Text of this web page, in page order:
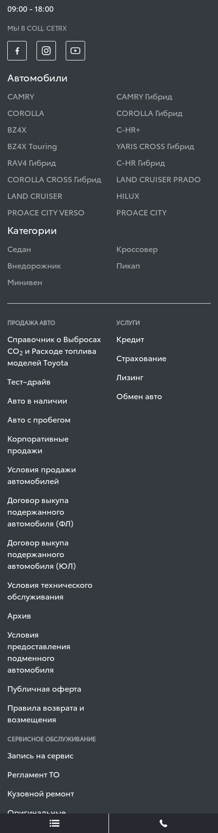
09:00 - 18:00
МЫ В СОЦ. СЕТЯХ
Автомобили
CAMRY
CAMRY Гибрид
COROLLA
COROLLA Гибрид
BZ4X
C-HR+
BZ4X Touring
YARIS CROSS Гибрид
RAV4 Гибрид
C-HR Гибрид
COROLLA CROSS Гибрид
LAND CRUISER PRADO
LAND CRUISER
HILUX
PROACE CITY VERSO
PROACE CITY
Категории
Седан
Кроссовер
Внедорожник
Пикап
Минивен
ПРОДАЖА АВТО
Справочник о Выбросах
СО2 и Расходе топлива
моделей Toyota
Тест–драйв
Авто в наличии
Авто с пробегом
Корпоративные
продажи
Условия продажи
автомобилей
Договор выкупа
подержанного
автомобиля (ФЛ)
Договор выкупа
подержанного
автомобиля (ЮЛ)
Условия технического
обслуживания
Архив
Условия
предоставления
подменного
автомобиля
Публичная оферта
Правила возврата и
возмещения
УСЛУГИ
Кредит
Страхование
Лизинг
Обмен авто
СЕРВИСНОЕ ОБСЛУЖИВАНИЕ
Запись на сервис
Регламент ТО
Кузовной ремонт
Оригинальные